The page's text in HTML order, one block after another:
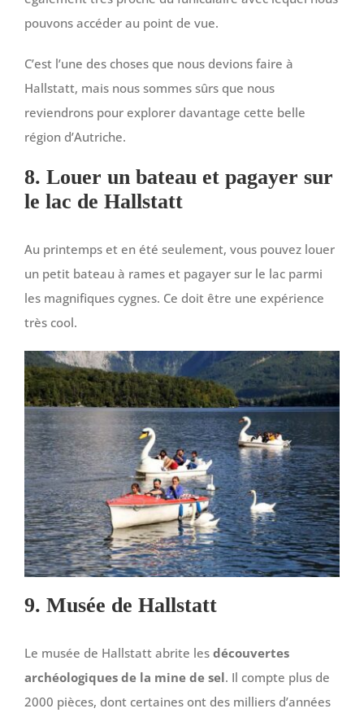
pouvons accéder au point de vue.
C’est l’une des choses que nous devions faire à
Hallstatt, mais nous sommes sûrs que nous
reviendrons pour explorer davantage cette belle
région d’Autriche.
8. Louer un bateau et pagayer sur
le lac de Hallstatt
Au printemps et en été seulement, vous pouvez louer
un petit bateau à rames et pagayer sur le lac parmi
les magnifiques cygnes. Ce doit être une expérience
très cool.
9. Musée de Hallstatt
Le musée de Hallstatt abrite les découvertes
archéologiques de la mine de sel. Il compte plus de
2000 pièces, dont certaines ont des milliers d’années